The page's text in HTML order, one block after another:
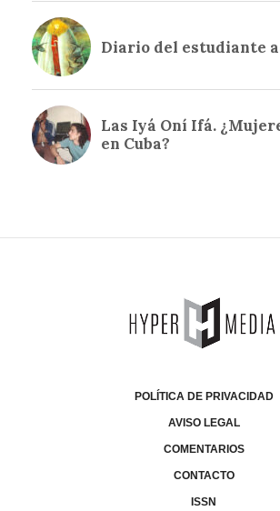
POLÍTICA DE PRIVACIDAD
AVISO LEGAL
COMENTARIOS
CONTACTO
ISSN